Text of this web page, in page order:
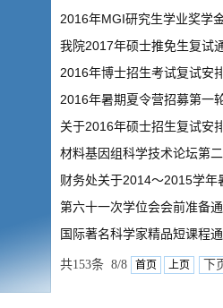
2016年MGI研究生学业奖学
我院2017年硕士推免生复试
2016年博士招生考试复试安
2016年暑期夏令营招募第一
关于2016年硕士招生复试安
材料基因组科学技术论坛第
财务处关于2014～2015学年
第六十一次学位会会前准备
国际著名科学家精品短课程
共153条 8/8 首页 上页 下